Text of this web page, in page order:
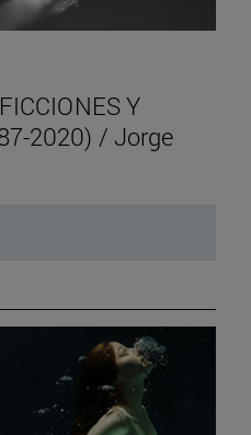
Y
2020) / Jorge